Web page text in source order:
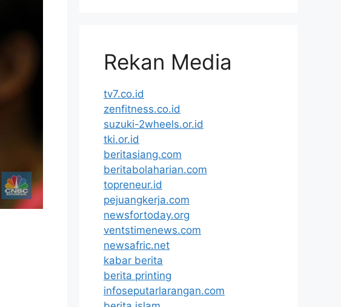
Rekan Media
tv7.co.id
zenfitness.co.id
suzuki-2wheels.or.id
tki.or.id
beritasiang.com
beritabolaharian.com
topreneur.id
pejuangkerja.com
newsfortoday.org
ventstimenews.com
newsafric.net
kabar berita
berita printing
infoseputarlarangan.com